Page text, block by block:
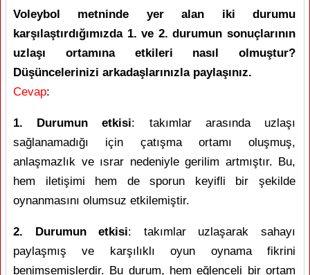
Voleybol metninde yer alan iki durumu
karşılaştırdığımızda 1. ve 2. durumun sonuçlarının
uzlaşı ortamına etkileri nasıl olmuştur?
Düşüncelerinizi arkadaşlarınızla paylaşınız.
Cevap:
1. Durumun etkisi: takımlar arasında uzlaşı
sağlanamadığı için çatışma ortamı oluşmuş,
anlaşmazlık ve ısrar nedeniyle gerilim artmıştır. Bu,
hem iletişimi hem de sporun keyifli bir şekilde
oynanmasını olumsuz etkilemiştir.
2. Durumun etkisi: takımlar uzlaşarak sahayı
paylaşmış ve karşılıklı oyun oynama fikrini
benimsemişlerdir. Bu durum, hem eğlenceli bir ortam